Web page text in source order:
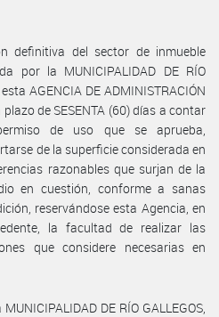
definitiva del sector de inmueble
por la MUNICIPALIDAD DE RÍO
AGENCIA DE ADMINISTRACIÓN
plazo de SESENTA (60) días a contar
de uso que se aprueba,
de la superficie considerada en
razonables que surjan de la
en cuestión, conforme a sanas
reservándose esta Agencia, en
la facultad de realizar las
que considere necesarias en
DE RÍO GALLEGOS,